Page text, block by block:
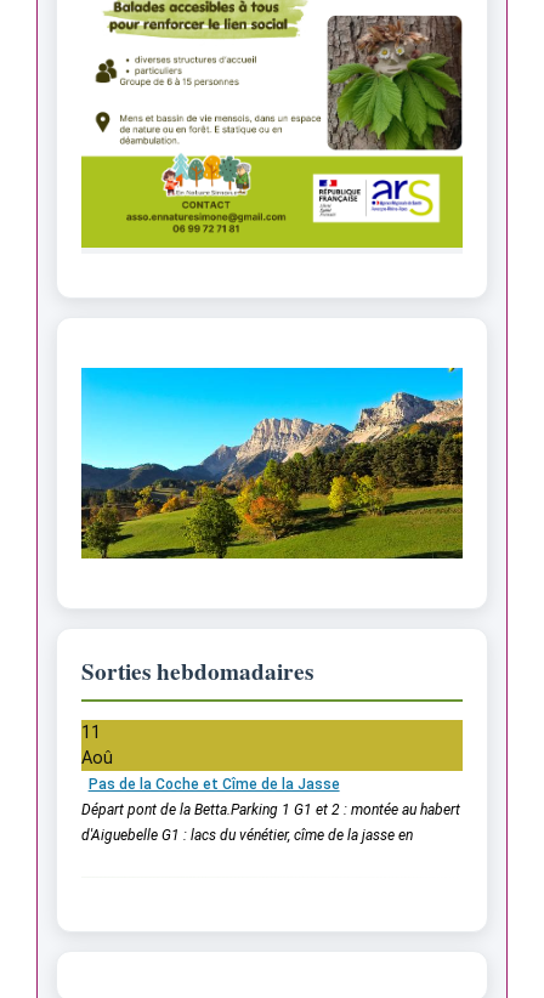
Sorties hebdomadaires
11
Aoû
Pas de la Coche et Cîme de la Jasse
Départ pont de la Betta.Parking 1 G1 et 2 : montée au habert
d'Aiguebelle G1 : lacs du vénétier, cîme de la jasse en